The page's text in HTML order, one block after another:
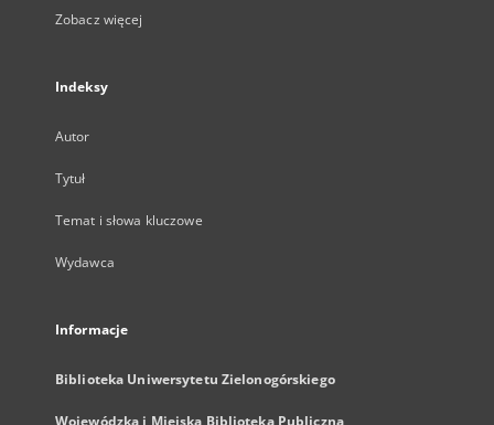
Zobacz więcej
Indeksy
Autor
Tytuł
Temat i słowa kluczowe
Wydawca
Informacje
Biblioteka Uniwersytetu Zielonogórskiego
Wojewódzka i Miejska Biblioteka Publiczna